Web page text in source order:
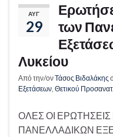
ΑΥΓ
29
των
Λυκείου
Από την/ονΤάσος Βιδαλάκης
Εξετάσεων Θετικού
ΟΛΕΣ ΟΙ
ΠΑΝΕΛΛΑΔΙΚΩΝ